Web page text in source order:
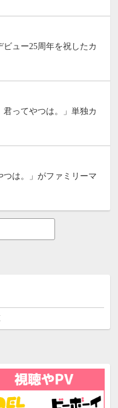
ュー25周年を祝したカ
君ってやつは。」単独カ
つは。」がファミリーマ